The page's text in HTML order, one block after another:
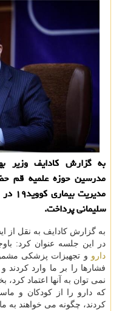
به گزارش کادایف وزیر
مدرسین حوزه علمیه قم
سلیمانی پرداخت.
به گزارش کادایف به نقل از
در این جلسه عنوان کرد:
دارو و تجهیزات پزشکی
فشارها را بر ما وارد
نمی توان به آنها اعتماد کرد،
که دارو را از کودکان و
کردند، چگونه می خواهند به